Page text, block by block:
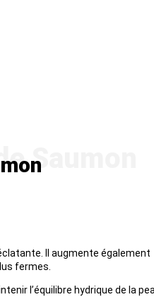
Il augmente également
fermes.
l’équilibre hydrique de la